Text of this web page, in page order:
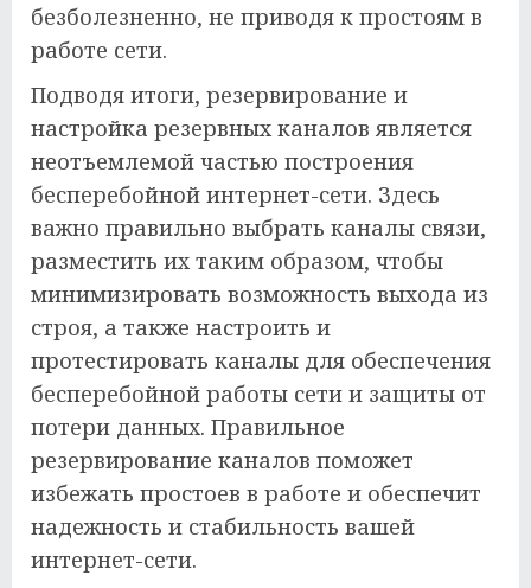
безболезненно, не приводя к простоям в
работе сети.
Подводя итоги, резервирование и
настройка резервных каналов является
неотъемлемой частью построения
бесперебойной интернет-сети. Здесь
важно правильно выбрать каналы связи,
разместить их таким образом, чтобы
минимизировать возможность выхода из
строя, а также настроить и
протестировать каналы для обеспечения
бесперебойной работы сети и защиты от
потери данных. Правильное
резервирование каналов поможет
избежать простоев в работе и обеспечит
надежность и стабильность вашей
интернет-сети.